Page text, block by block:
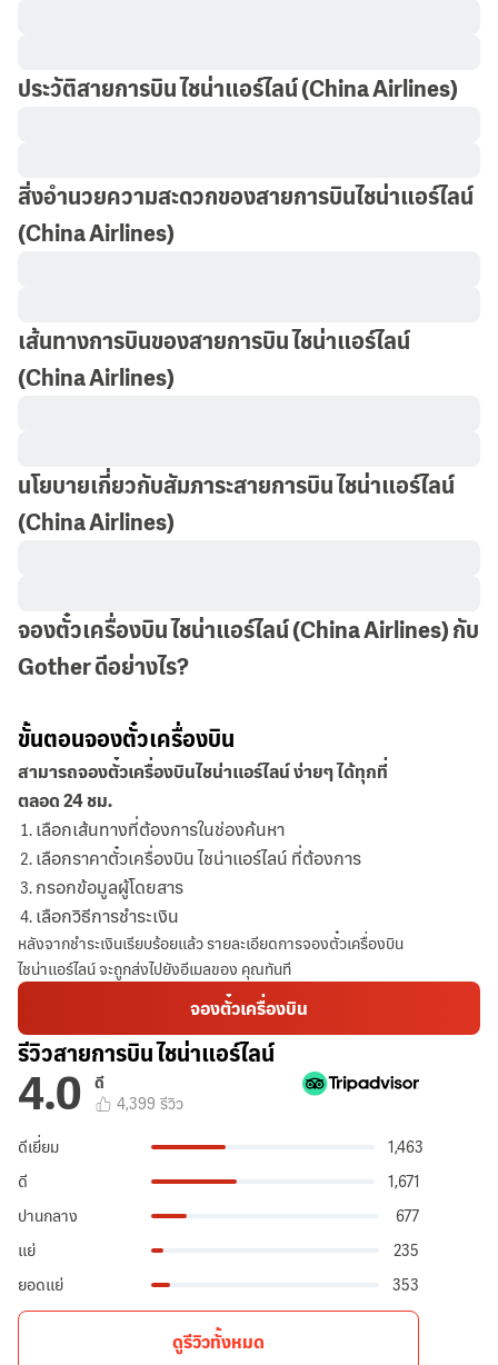
ประวัติสายการบิน ไชน่าแอร์ไลน์(China Airlines)
สิ่งอำนวยความสะดวกของสายการบินไชน่าแอร์ไลน์
(China Airlines)
เส้นทางการบินของสายการบิน ไชน่าแอร์ไลน์
(China Airlines)
นโยบายเกี่ยวกับสัมภาระสายการบิน ไชน่าแอร์ไลน์
(China Airlines)
จองตั๋วเครื่องบิน ไชน่าแอร์ไลน์ (China Airlines) กับ
Gother ดีอย่างไร?
ขั้นตอนจองตั๋วเครื่องบิน
สามารถจองตั๋วเครื่องบินไชน่าแอร์ไลน์ ง่ายๆ ได้ทุกที่
ตลอด 24 ชม.
เลือกเส้นทางที่ต้องการในช่องค้นหา
เลือกราคาตั๋วเครื่องบิน ไชน่าแอร์ไลน์ ที่ต้องการ
กรอกข้อมูลผู้โดยสาร
เลือกวิธีการชำระเงิน
หลังจากชำระเงินเรียบร้อยแล้ว รายละเอียดการจองตั๋วเครื่องบิน
ไชน่าแอร์ไลน์ จะถูกส่งไปยังอีเมลของ คุณทันที
จองตั๋วเครื่องบิน
รีวิวสายการบิน ไชน่าแอร์ไลน์
4.0 ดี
4,399 รีวิว
ดีเยี่ยม
1,463
ดี
1,671
ปานกลาง
677
แย่
235
ยอดแย่
353
ดูรีวิวทั้งหมด